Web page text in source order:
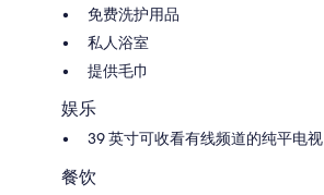
免费洗护用品
私人浴室
提供毛巾
娱乐
39 英寸可收看有线频道的纯平电视
餐饮